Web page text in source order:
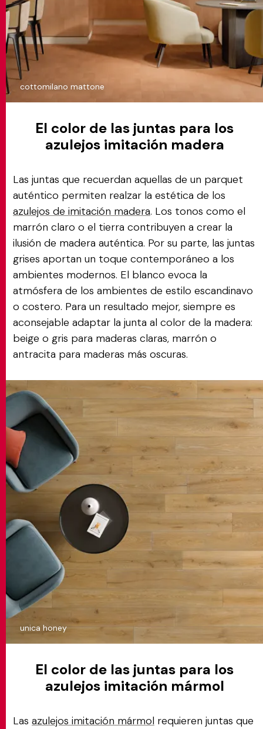
cottomilano mattone
unica honey
El color de las juntas para los
azulejos imitación madera
Las juntas que recuerdan aquellas de un parquet
auténtico permiten realzar la estética de los
azulejos de imitación madera. Los tonos como el
marrón claro o el tierra contribuyen a crear la
ilusión de madera auténtica. Por su parte, las juntas
grises aportan un toque contemporáneo a los
ambientes modernos. El blanco evoca la
atmósfera de los ambientes de estilo escandinavo
o costero. Para un resultado mejor, siempre es
aconsejable adaptar la junta al color de la madera:
beige o gris para maderas claras, marrón o
antracita para maderas más oscuras.
El color de las juntas para los
azulejos imitación mármol
Las azulejos imitación mármol requieren juntas que